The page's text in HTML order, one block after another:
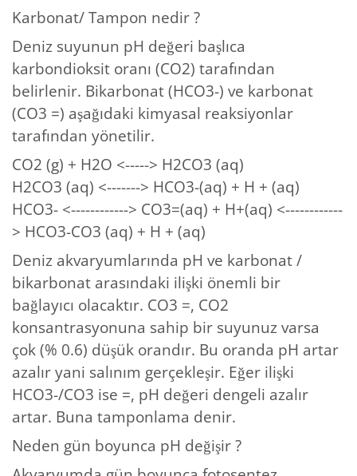
Karbonat/ Tampon nedir ?
Deniz suyunun pH değeri başlıca
karbondioksit oranı (CO2) tarafından
belirlenir. Bikarbonat (HCO3-) ve karbonat
(CO3 =) aşağıdaki kimyasal reaksiyonlar
tarafından yönetilir.
CO2 (g) + H2O <-----> H2CO3 (aq)
H2CO3 (aq) <-------> HCO3-(aq) + H + (aq)
HCO3- <------------> CO3=(aq) + H+(aq) <------------
> HCO3-CO3 (aq) + H + (aq)
Deniz akvaryumlarında pH ve karbonat /
bikarbonat arasındaki ilişki önemli bir
bağlayıcı olacaktır. CO3 =, CO2
konsantrasyonuna sahip bir suyunuz varsa
çok (% 0.6) düşük orandır. Bu oranda pH artar
azalır yani salınım gerçekleşir. Eğer ilişki
HCO3-/CO3 ise =, pH değeri dengeli azalır
artar. Buna tamponlama denir.
Neden gün boyunca pH değişir ?